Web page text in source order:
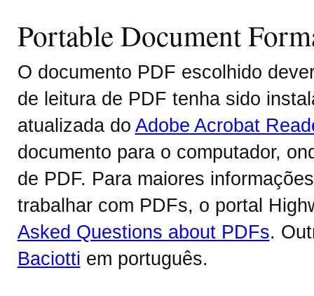
Portable Document
O documento PDF escolhido
de leitura de PDF tenha sido
atualizada do Adobe Acrobat
documento para o computador,
de PDF. Para maiores
trabalhar com PDFs, o portal
Asked Questions about PDFs.
Baciotti em português.